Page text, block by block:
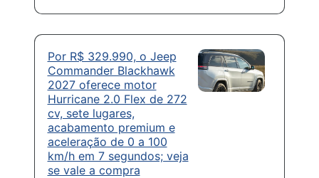
Por R$ 329.990, o Jeep
Commander Blackhawk
2027 oferece motor
Hurricane 2.0 Flex de 272
cv, sete lugares,
acabamento premium e
aceleração de 0 a 100
km/h em 7 segundos; veja
se vale a compra